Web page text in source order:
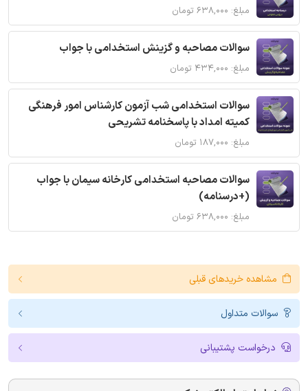
مبلغ: ۶۳۸,۰۰۰ تومان
سوالات مصاحبه و گزینش استخدامی با جواب
مبلغ: ۴۳۴,۰۰۰ تومان
سوالات استخدامی شب آزمون کارشناس امور فرهنگی
کمیته امداد با پاسخنامه تشریحی
مبلغ: ۱۸۷,۰۰۰ تومان
سوالات مصاحبه استخدامی کارخانه سیمان با جواب
(+درسنامه)
مبلغ: ۶۳۸,۰۰۰ تومان
مشاهده خریدهای قبلی
سوالات متداول
درخواست پشتیبانی